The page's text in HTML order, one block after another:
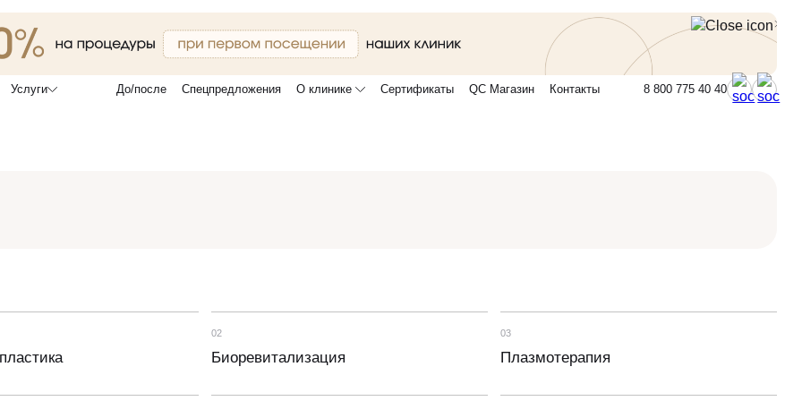
Услуги До/после Спецпредложения О клинике Сертификаты QC Магазин Контакты 8 800 775 40 40
02
Биоревитализация
03
Плазмотерапия